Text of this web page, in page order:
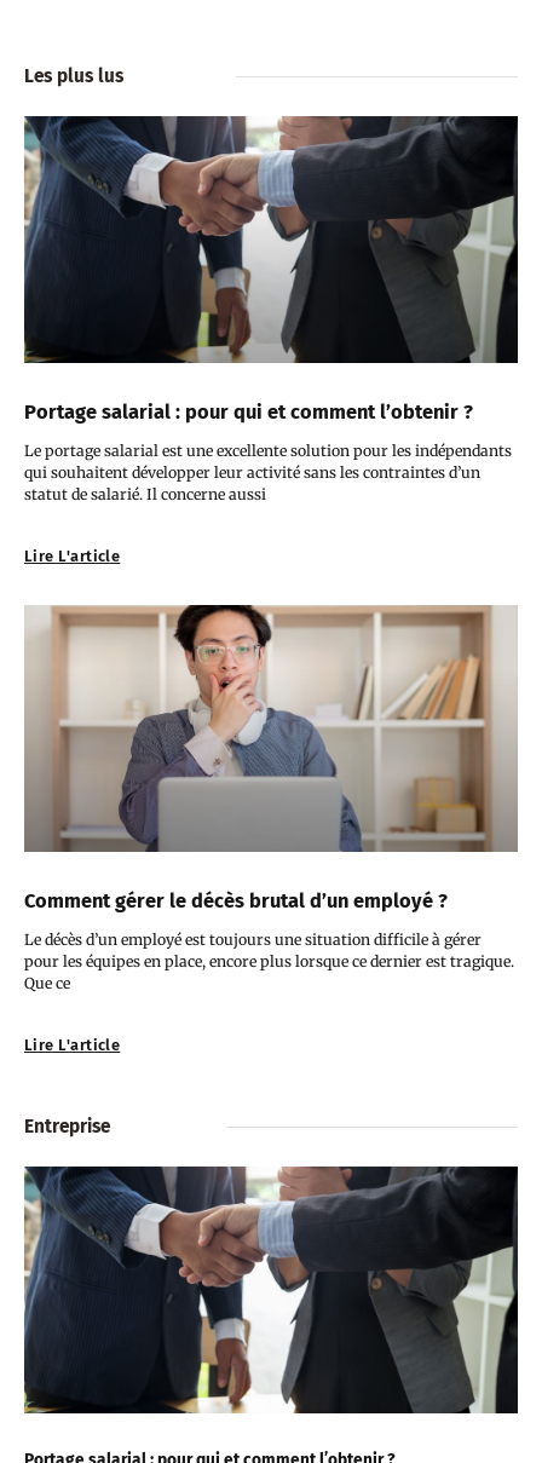
Les plus lus
Portage salarial : pour qui et comment l’obtenir ?
Le portage salarial est une excellente solution pour les indépendants
qui souhaitent développer leur activité sans les contraintes d’un
statut de salarié. Il concerne aussi
Lire L'article
Comment gérer le décès brutal d’un employé ?
Le décès d’un employé est toujours une situation difficile à gérer
pour les équipes en place, encore plus lorsque ce dernier est tragique.
Que ce
Lire L'article
Entreprise